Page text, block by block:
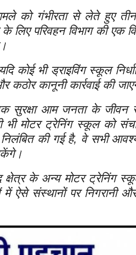
को गंभीरता से लेते हुए
लिए परिवहन विभाग की एक
कोई भी ड्राइविंग स्कूल
कठोर कानूनी कार्रवाई की
सुरक्षा आम जनता के
भी मोटर ट्रेनिंग स्कूल को
निलंबित की गई है, वे सभी
क्षेत्र के अन्य मोटर ट्रेनिंग
ऐसे संस्थानों पर निगरानी